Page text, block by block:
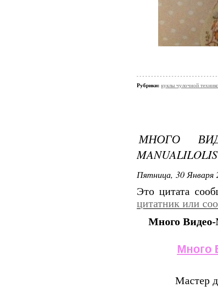
Рубрики: куклы чулочной
МНОГО
MANUALILOLIS
Пятница, 30 Января
Это цитата
цитатник или
Много
Много
Мастер